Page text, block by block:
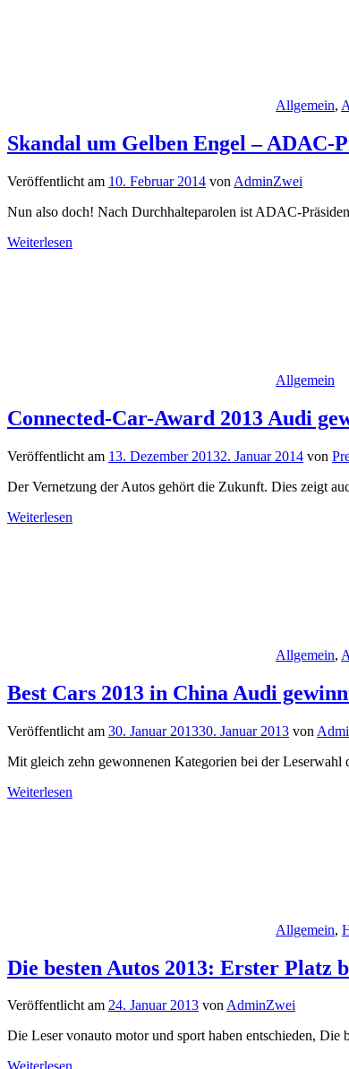
Allgemein,
Skandal um Gelben Engel –
Veröffentlicht am 10. Februar 2014 von AdminZwei
Nun also doch! Nach Durchhalteparolen ist ADAC-
Weiterlesen
Allgemein
Connected-Car-Award 2013 Audi
Veröffentlicht am 13. Dezember 20132. Januar 2014 von
Der Vernetzung der Autos gehört die Zukunft. Dies zeigt
Weiterlesen
Allgemein,
Best Cars 2013 in China Audi
Veröffentlicht am 30. Januar 201330. Januar 2013 von
Mit gleich zehn gewonnenen Kategorien bei der Leserwahl
Weiterlesen
Allgemein,
Die besten Autos 2013: Erster Platz
Veröffentlicht am 24. Januar 2013 vonAdminZwei
Die Leser vonauto motor und sport haben entschieden,